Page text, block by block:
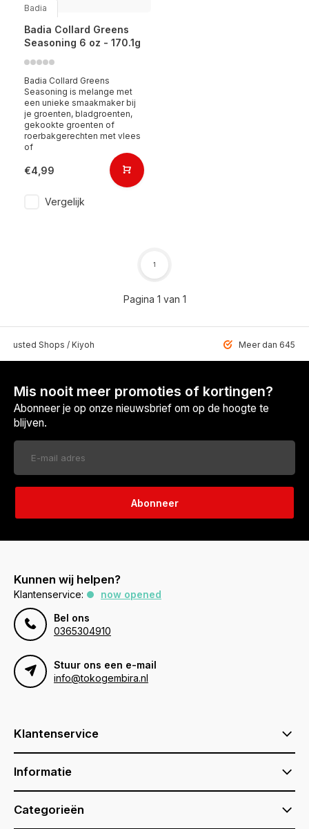
Badia
Badia Collard Greens
Seasoning 6 oz - 170.1g
Badia Collard Greens
Seasoning is melange met
een unieke smaakmaker bij
je groenten, bladgroenten,
gekookte groenten of
roerbakgerechten met vlees
of
€4,99
Vergelijk
Pagina 1 van 1
1
Shops / Kiyoh Meer dan 6459
Mis nooit meer promoties of kortingen?
Abonneer je op onze nieuwsbrief om op de hoogte te
blijven.
Abonneer
Kunnen wij helpen?
Klantenservice:
now opened
Bel ons
0365304910
Stuur ons een e-mail
info@tokogembira.nl
Klantenservice
Informatie
Categorieën